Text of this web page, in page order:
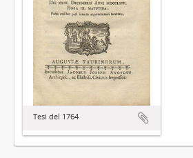
Tesi del 1764